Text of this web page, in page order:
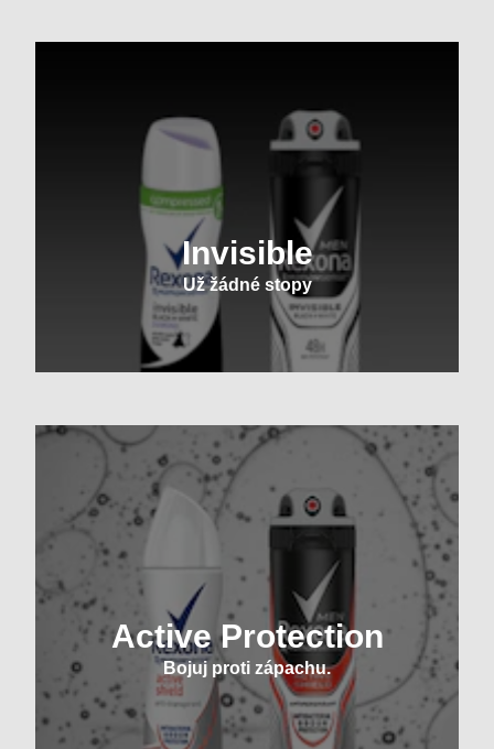
Invisible
Už žádné stopy
Active Protection
Bojuj proti zápachu.